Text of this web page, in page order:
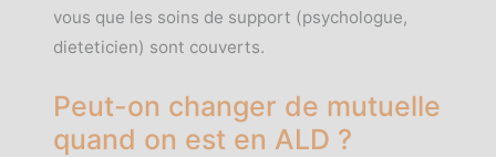
vous que les soins de support (psychologue,
dieteticien) sont couverts.
Peut-on changer de mutuelle
quand on est en ALD ?